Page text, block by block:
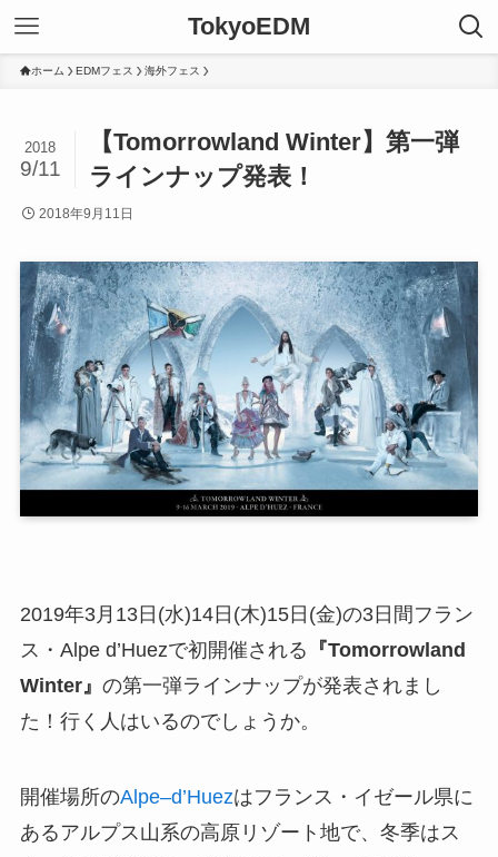
TokyoEDM
ホーム EDMフェス 海外フェス
【Tomorrowland Winter】第一弾
ラインナップ発表！
2018
9/11
2018年9月11日
2019年3月13日(水)14日(木)15日(金)の3日間フラン
ス・Alpe d’Huezで初開催される 『Tomorrowland
Winter』 の第一弾ラインナップが発表されまし
た！行く人はいるのでしょうか。
開催場所のAlpe–d’Huezはフランス・イゼール県に
あるアルプス山系の高原リゾート地で、冬季はス